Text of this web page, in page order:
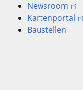
Newsroom
Kartenportal
Baustellen